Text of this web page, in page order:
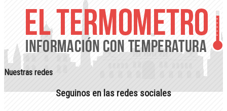
Nuestras redes
Seguinos en las redes sociales